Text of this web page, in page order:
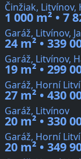
Činžiak, Litvínov,
1 000 m² • 7
Garáž, Litvínov,
24 m² • 339
Garáž, Litvínov,
19 m² • 299
Garáž, Horní
27 m² • 430
Garáž, Litvínov
20 m² • 330
Garáž, Horní
20 m² • 349